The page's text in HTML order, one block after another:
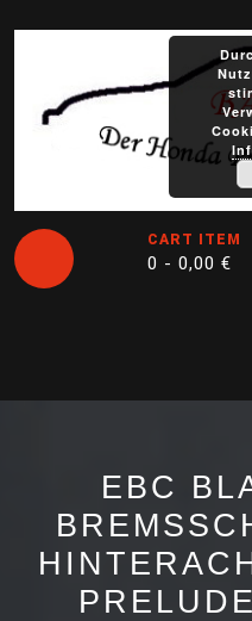
CART ITEM
0 - 0,00 €
Button
EBC